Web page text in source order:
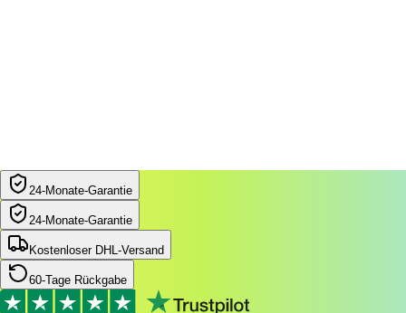
24‑Monate‑Garantie
24‑Monate‑Garantie
Kostenloser DHL-Versand
60-Tage Rückgabe